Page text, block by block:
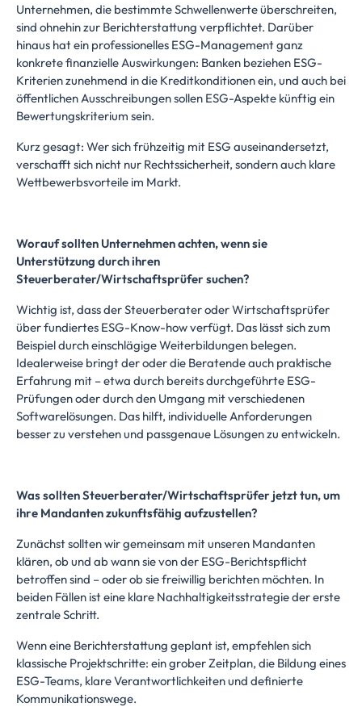
Unternehmen, die bestimmte Schwellenwerte überschreiten,
sind ohnehin zur Berichterstattung verpflichtet. Darüber
hinaus hat ein professionelles ESG-Management ganz
konkrete finanzielle Auswirkungen: Banken beziehen ESG-
Kriterien zunehmend in die Kreditkonditionen ein, und auch bei
öffentlichen Ausschreibungen sollen ESG-Aspekte künftig ein
Bewertungskriterium sein.
Kurz gesagt: Wer sich frühzeitig mit ESG auseinandersetzt,
verschafft sich nicht nur Rechtssicherheit, sondern auch klare
Wettbewerbsvorteile im Markt.
Worauf sollten Unternehmen achten, wenn sie
Unterstützung durch ihren
Steuerberater/Wirtschaftsprüfer suchen?
Wichtig ist, dass der Steuerberater oder Wirtschaftsprüfer
über fundiertes ESG-Know-how verfügt. Das lässt sich zum
Beispiel durch einschlägige Weiterbildungen belegen.
Idealerweise bringt der oder die Beratende auch praktische
Erfahrung mit – etwa durch bereits durchgeführte ESG-
Prüfungen oder durch den Umgang mit verschiedenen
Softwarelösungen. Das hilft, individuelle Anforderungen
besser zu verstehen und passgenaue Lösungen zu entwickeln.
Was sollten Steuerberater/Wirtschaftsprüfer jetzt tun, um
ihre Mandanten zukunftsfähig aufzustellen?
Zunächst sollten wir gemeinsam mit unseren Mandanten
klären, ob und ab wann sie von der ESG-Berichtspflicht
betroffen sind – oder ob sie freiwillig berichten möchten. In
beiden Fällen ist eine klare Nachhaltigkeitsstrategie der erste
zentrale Schritt.
Wenn eine Berichterstattung geplant ist, empfehlen sich
klassische Projektschritte: ein grober Zeitplan, die Bildung eines
ESG-Teams, klare Verantwortlichkeiten und definierte
Kommunikationswege.